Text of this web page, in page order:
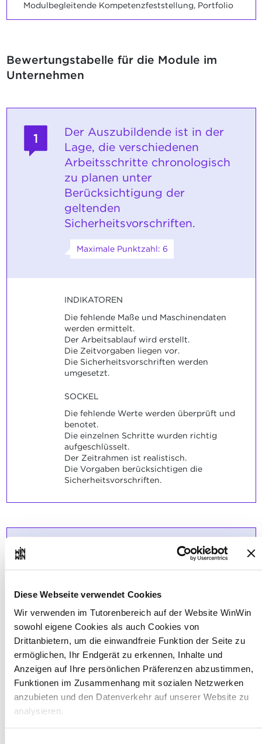
Diese Webseite verwendet Cookies
Wir verwenden im Tutorenbereich auf der Website WinWin
sowohl eigene Cookies als auch Cookies von
Drittanbietern, um die einwandfreie Funktion der Seite zu
ermöglichen, Ihr Endgerät zu erkennen, Inhalte und
Anzeigen auf Ihre persönlichen Präferenzen abzustimmen,
Funktionen im Zusammenhang mit sozialen Netzwerken
anzubieten und den Datenverkehr auf unserer Website zu
analysieren.
Modulbegleitende Kompetenzfeststellung, Portfolio
Bewertungstabelle für die Module im
Unternehmen
1
Der Auszubildende ist in der
Lage, die verschiedenen
Arbeitsschritte chronologisch
zu planen unter
Berücksichtigung der
geltenden
Sicherheitsvorschriften.
Maximale Punktzahl: 6
INDIKATOREN
Die fehlende Maße und Maschinendaten
werden ermittelt.
Der Arbeitsablauf wird erstellt.
Die Zeitvorgaben liegen vor.
Die Sicherheitsvorschriften werden
umgesetzt.
SOCKEL
Die fehlende Werte werden überprüft und
benotet.
Die einzelnen Schritte wurden richtig
aufgeschlüsselt.
Der Zeitrahmen ist realistisch.
Die Vorgaben berücksichtigen die
Sicherheitsvorschriften.
Der Auszubildende ist in der
Lage, Werkstücke mit
Schwierigkeitsgrad
selbstständig herzustellen. Der
Auszubildende ist in der Lage,
die ihm zur Verfügung
stehende Zeit im Hinblick auf
fristgerechte Fertigstellung
einzuteilen.